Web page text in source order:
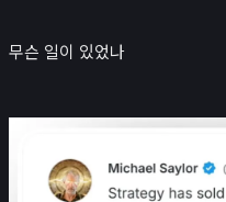
코스피
포트폴리오
연봉계산기
무슨 일이 있었나